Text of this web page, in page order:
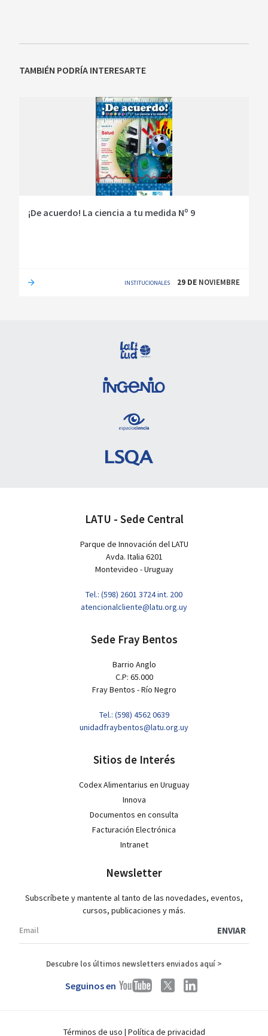
TAMBIÉN PODRÍA INTERESARTE
¡De acuerdo! La ciencia a tu medida Nº 9
INSTITUCIONALES 29 DE NOVIEMBRE
LATU - Sede Central
Parque de Innovación del LATU
Avda. Italia 6201
Montevideo - Uruguay
Tel.: (598) 2601 3724 int. 200
atencionalcliente@latu.org.uy
Sede Fray Bentos
Barrio Anglo
C.P: 65.000
Fray Bentos - Río Negro
Tel.: (598) 4562 0639
unidadfraybentos@latu.org.uy
Sitios de Interés
Codex Alimentarius en Uruguay
Innova
Documentos en consulta
Facturación Electrónica
Intranet
Newsletter
Subscríbete y mantente al tanto de las novedades, eventos,
cursos, publicaciones y más.
Descubre los últimos newsletters enviados aquí >
Seguinos en
Términos de uso | Política de privacidad